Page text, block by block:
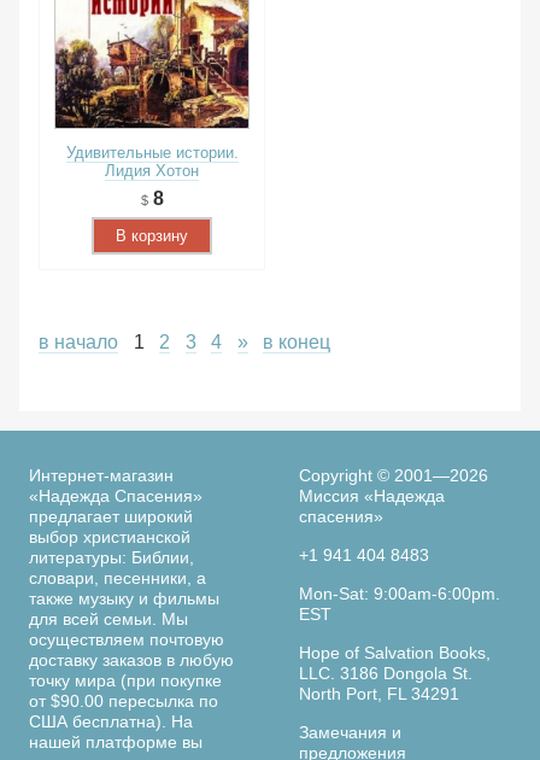
Удивительные истории.
Лидия Хотон
8
В корзину
в начало 1 2 3 4 » в конец
Интернет-магазин
«Надежда Спасения»
предлагает широкий
выбор христианской
литературы: Библии,
словари, песенники, а
также музыку и фильмы
для всей семьи. Мы
осуществляем почтовую
доставку заказов в любую
точку мира (при покупке
от $90.00 пересылка по
США бесплатна). На
нашей платформе вы
Copyright © 2001—2026
Миссия «Надежда
спасения»
+1 941 404 8483
Mon-Sat: 9:00am-6:00pm.
EST
Hope of Salvation Books,
LLC. 3186 Dongola St.
North Port, FL 34291
Замечания и
предложения